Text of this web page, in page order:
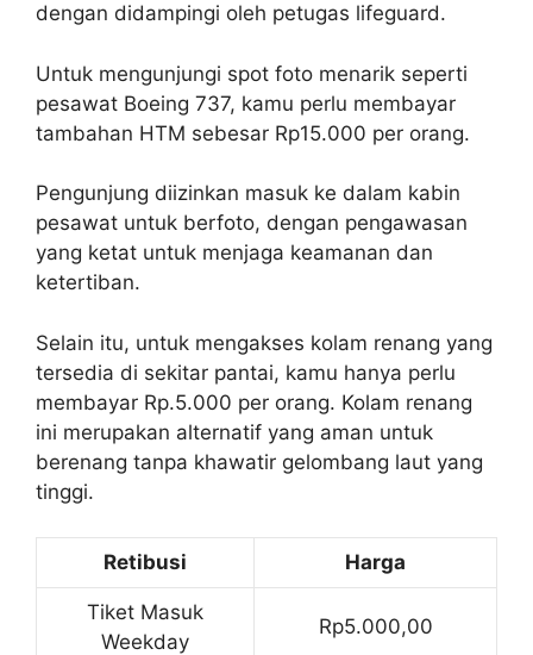
dengan didampingi oleh petugas lifeguard.
Untuk mengunjungi spot foto menarik seperti
pesawat Boeing 737, kamu perlu membayar
tambahan HTM sebesar Rp15.000 per orang.
Pengunjung diizinkan masuk ke dalam kabin
pesawat untuk berfoto, dengan pengawasan
yang ketat untuk menjaga keamanan dan
ketertiban.
Selain itu, untuk mengakses kolam renang yang
tersedia di sekitar pantai, kamu hanya perlu
membayar Rp.5.000 per orang. Kolam renang
ini merupakan alternatif yang aman untuk
berenang tanpa khawatir gelombang laut yang
tinggi.
Retibusi Harga
Tiket Masuk
Weekday
Rp5.000,00